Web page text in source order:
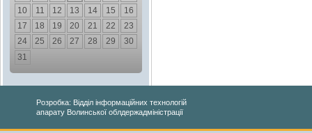
10
11 12 13 14 15
16
17
18 19 20 21 22
23
24
25 26 27 28 29
30
31
Розробка: Відділ інформаційних технологій
апарату Волинської облдержадміністрації